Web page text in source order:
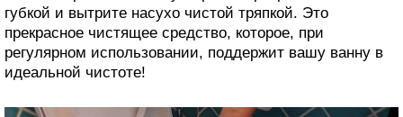
губкой и вытрите насухо чистой тряпкой. Это
прекрасное чистящее средство, которое, при
регулярном использовании, поддержит вашу ванну в
идеальной чистоте!